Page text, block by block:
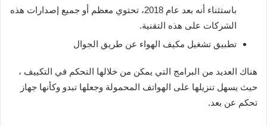
باستثناء أنه بعد عام 2018، تحتوي معظم أو جميع إصدارات هذه
الشركات على هذه التقنية.
تطبيق تشغيل مكيف الهواء عن طريق الجوال
هناك العديد من البرامج التي يمكن من خلالها التحكم في التكييف ،
حيث يسهل تنزيلها على الهواتف المحمولة وجعلها تبدو وكأنها جهاز
تحكم عن بعد.